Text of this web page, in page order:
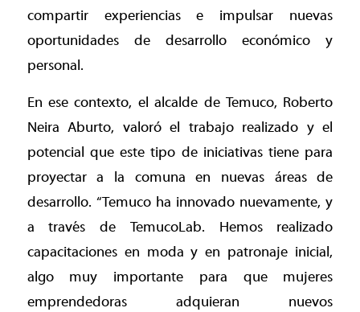
compartir experiencias e impulsar nuevas
oportunidades de desarrollo económico y
personal.
En ese contexto, el alcalde de Temuco, Roberto
Neira Aburto, valoró el trabajo realizado y el
potencial que este tipo de iniciativas tiene para
proyectar a la comuna en nuevas áreas de
desarrollo. “Temuco ha innovado nuevamente, y
a través de TemucoLab. Hemos realizado
capacitaciones en moda y en patronaje inicial,
algo muy importante para que mujeres
emprendedoras adquieran nuevos